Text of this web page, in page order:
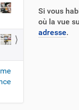
Si vous
où la vue
adresse.